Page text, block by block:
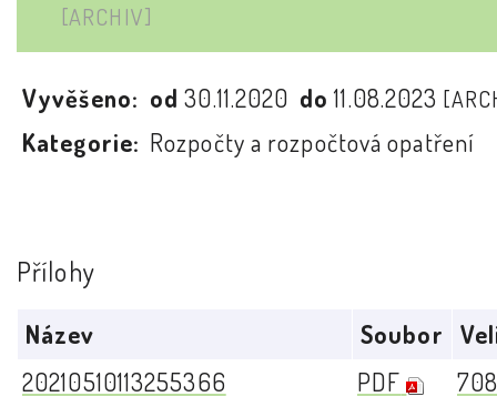
[ARCHIV]
Vyvěšeno: od30.11.2020 do11.08.2023
Kategorie: Rozpočty a rozpočtová opatření
Přílohy
Název Soubor
20210510113255366
PDF